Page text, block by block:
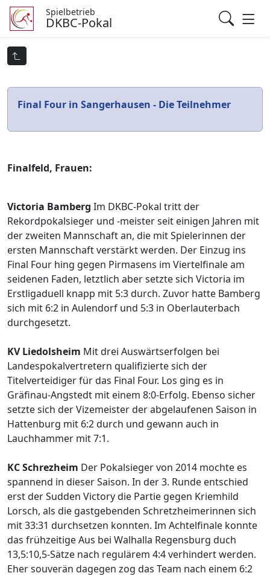
Spielbetrieb
DKBC-Pokal
Final Four in Sangerhausen - Die Teilnehmer
Finalfeld, Frauen:
Victoria Bamberg Im DKBC-Pokal tritt der
Rekordpokalsieger und -meister seit einigen Jahren mit
der zweiten Mannschaft an, die mit Spielerinnen der
ersten Mannschaft verstärkt werden. Der Einzug ins
Final Four hing gegen Pirmasens im Viertelfinale am
seidenen Faden, letztlich aber setzte sich Victoria im
Erstligaduell knapp mit 5:3 durch. Zuvor hatte Bamberg
sich mit 6:2 in Aulendorf und 5:3 in Oberlauterbach
durchgesetzt.
KV Liedolsheim Mit drei Auswärtserfolgen bei
Landespokalvertretern qualifizierte sich der
Titelverteidiger für das Final Four. Los ging es in
Gräfinau-Angstedt mit einem 8:0-Erfolg. Ebenso sicher
setzte sich der Vizemeister der abgelaufenen Saison in
Hattenburg mit 6:2 durch und gewann auch in
Lauchhammer mit 7:1.
KC Schrezheim Der Pokalsieger von 2014 mochte es
spannend in dieser Saison. In der 3. Runde entschied
erst der Sudden Victory die Partie gegen Kriemhild
Lorsch, als die gastgebenden Schretzheimerinnen sich
mit 33:31 durchsetzen konnten. Im Achtelfinale konnte
das frühzeitige Aus bei Walhalla Regensburg duch
13,5:10,5-Sätze nach regulärem 4:4 verhindert werden.
Eher souverän dagegen zog das Team nach einem 6:2